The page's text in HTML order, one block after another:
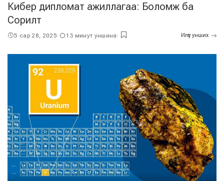
Кибер дипломат ажиллагаа: Боломж ба
Сорилт
5 сар 28, 2025 13 минут уншина Илүүг унших